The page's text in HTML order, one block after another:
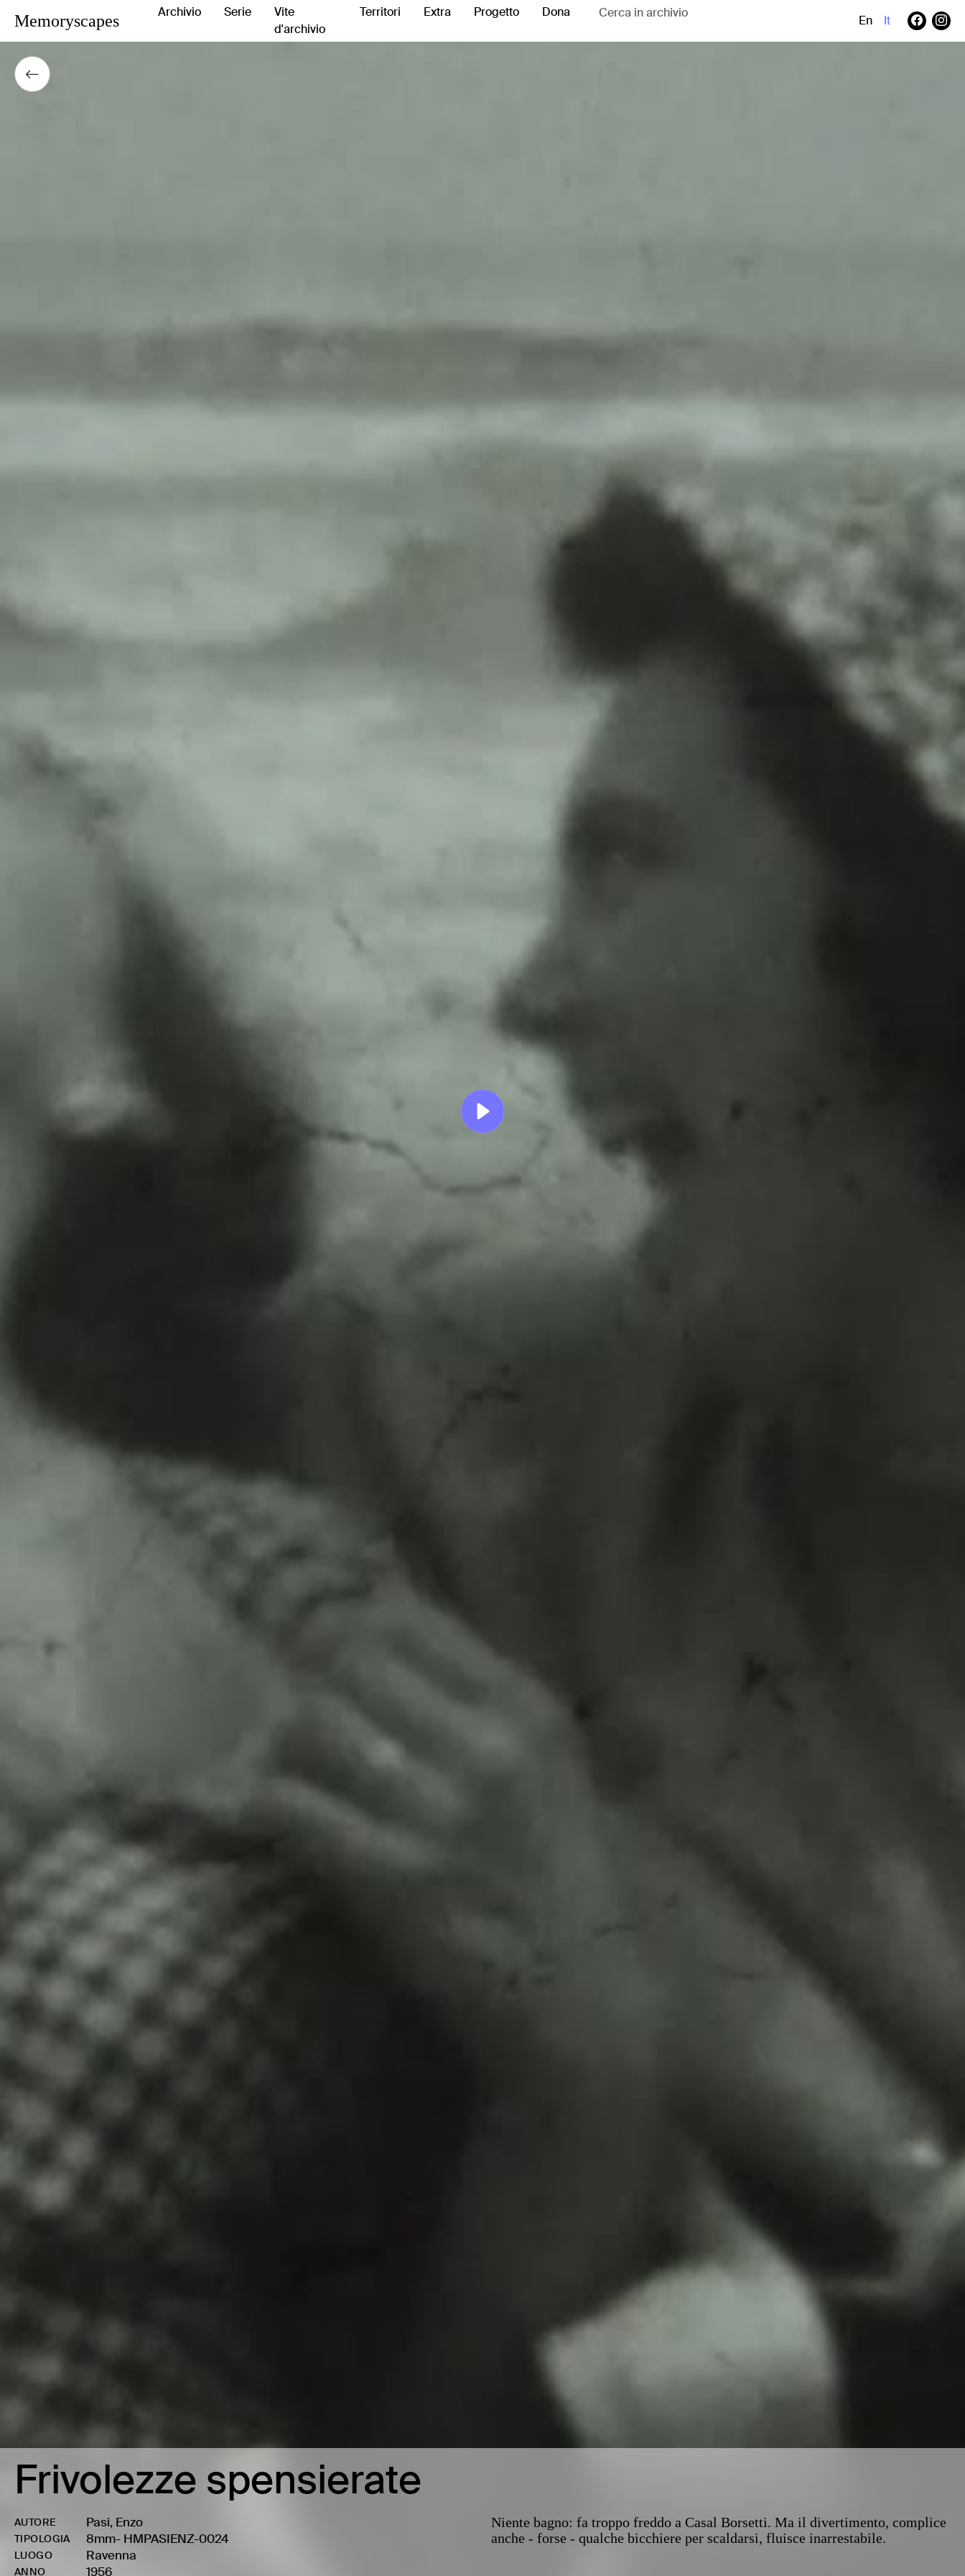
Memoryscapes Archivio Serie
Vite
d'archivio
Territori Extra Progetto Dona
En It
Frivolezze spensierate
AUTORE Pasi, Enzo
TIPOLOGIA 8mm- HMPASIENZ-0024
LUOGO Ravenna
ANNO 1956
Niente bagno: fa troppo freddo a Casal Borsetti. Ma il divertimento, complice
anche - forse - qualche bicchiere per scaldarsi, fluisce inarrestabile.